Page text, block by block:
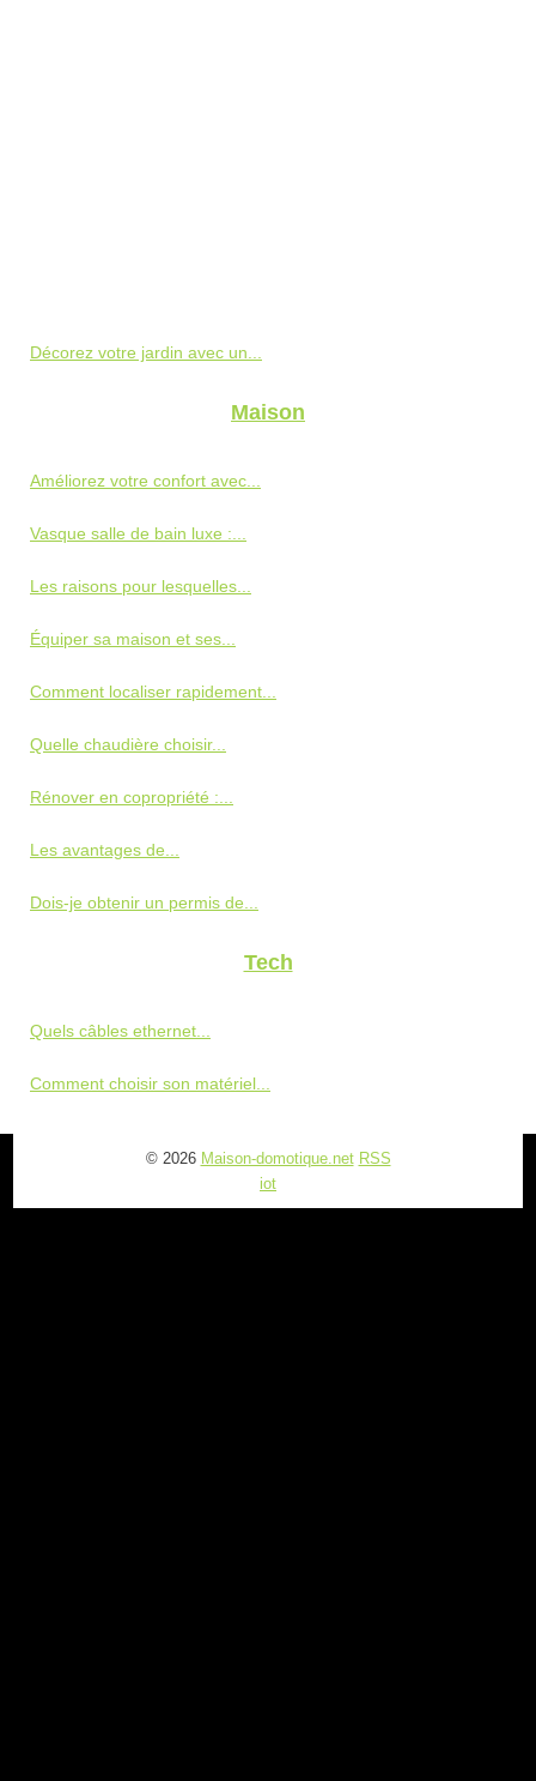
Décorez votre jardin avec un...
Maison
Améliorez votre confort avec...
Vasque salle de bain luxe :...
Les raisons pour lesquelles...
Équiper sa maison et ses...
Comment localiser rapidement...
Quelle chaudière choisir...
Rénover en copropriété :...
Les avantages de...
Dois-je obtenir un permis de...
Tech
Quels câbles ethernet...
Comment choisir son matériel...
© 2026 Maison-domotique.net RSS
iot